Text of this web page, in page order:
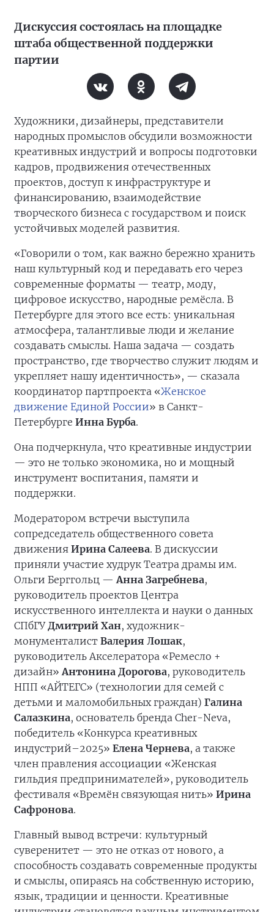
Дискуссия состоялась на площадке
штаба общественной поддержки
партии
Художники, дизайнеры, представители
народных промыслов обсудили возможности
креативных индустрий и вопросы подготовки
кадров, продвижения отечественных
проектов, доступ к инфраструктуре и
финансированию, взаимодействие
творческого бизнеса с государством и поиск
устойчивых моделей развития.
«Говорили о том, как важно бережно хранить
наш культурный код и передавать его через
современные форматы — театр, моду,
цифровое искусство, народные ремёсла. В
Петербурге для этого все есть: уникальная
атмосфера, талантливые люди и желание
создавать смыслы. Наша задача — создать
пространство, где творчество служит людям и
укрепляет нашу идентичность», — сказала
координатор партпроекта «Женское
движение Единой России» в Санкт-
Петербурге Инна Бурба.
Она подчеркнула, что креативные индустрии
— это не только экономика, но и мощный
инструмент воспитания, памяти и
поддержки.
Модератором встречи выступила
сопредседатель общественного совета
движения Ирина Салеева. В дискуссии
приняли участие худрук Театра драмы им.
Ольги Берггольц —Анна Загребнева,
руководитель проектов Центра
искусственного интеллекта и науки о данных
СПбГУДмитрий Хан, художник-
монументалист Валерия Лошак,
руководитель Акселератора «Ремесло +
дизайн»Антонина Дорогова, руководитель
НПП «АЙТЕГС» (технологии для семей с
детьми и маломобильных граждан) Галина
Салазкина, основатель бренда Cher-Neva,
победитель «Конкурса креативных
индустрий–2025» Елена Чернева, а также
член правления ассоциации «Женская
гильдия предпринимателей», руководитель
фестиваля «Времён связующая нить» Ирина
Сафронова.
Главный вывод встречи: культурный
суверенитет — это не отказ от нового, а
способность создавать современные продукты
и смыслы, опираясь на собственную историю,
язык, традиции и ценности. Креативные